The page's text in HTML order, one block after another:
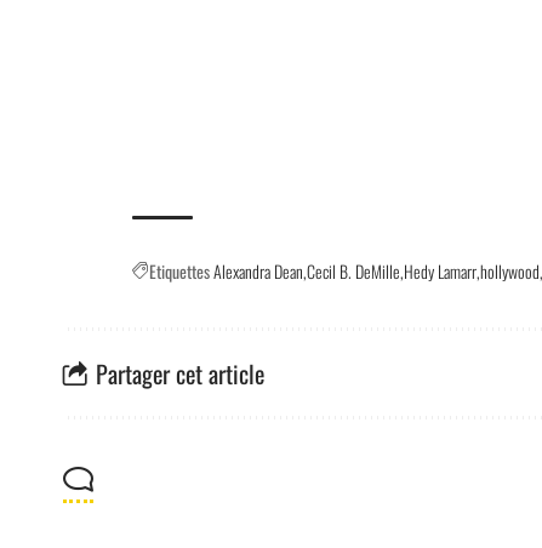
EtiquettesAlexandra DeanCecil B. DeMilleHedy Lamarrhollywood
Partager cet article